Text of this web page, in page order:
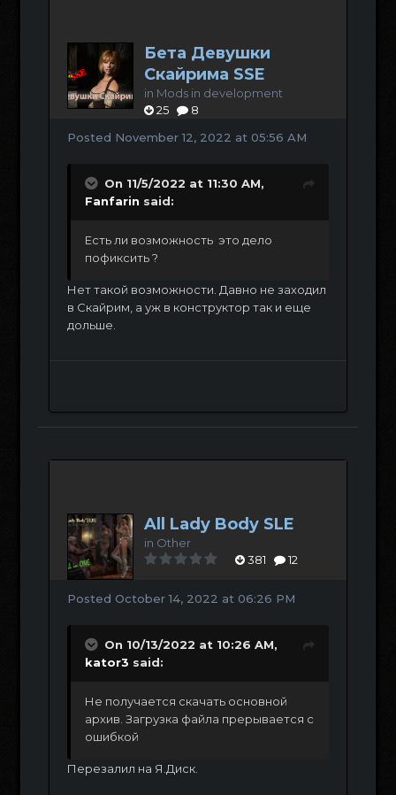
Бета Девушки
Скайрима SSE
in Mods in development
25
8
Posted November 12, 2022 at 05:56 AM
On 11/5/2022 at 11:30 AM,
Fanfarin said:
Есть ли возможность это дело
пофиксить ?
Нет такой возможности. Давно не заходил
в Скайрим, а уж в конструктор так и еще
дольше.
All Lady Body SLE
in Other
381
12
Posted October 14, 2022 at 06:26 PM
On 10/13/2022 at 10:26 AM,
kator3 said:
Не получается скачать основной
архив. Загрузка файла прерывается с
ошибкой
Перезалил на Я.Диск.